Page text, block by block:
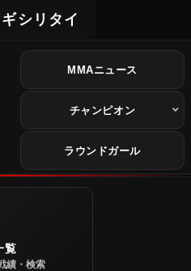
シリタイ
MMAニュース
チャンピオン
ラウンドガール
覧
績・検索